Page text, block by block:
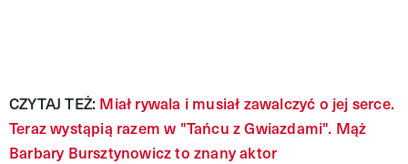
CZYTAJ TEŻ: Miał rywala i musiał zawalczyć o jej serce.
Teraz wystąpią razem w "Tańcu z Gwiazdami". Mąż
Barbary Bursztynowicz to znany aktor